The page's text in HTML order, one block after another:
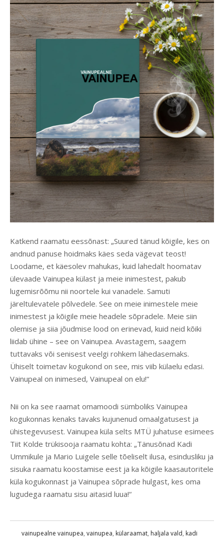
Katkend raamatu eessõnast: „Suured tänud kõigile, kes on
andnud panuse hoidmaks käes seda vägevat teost!
Loodame, et käesolev mahukas, kuid lahedalt hoomatav
ülevaade Vainupea külast ja meie inimestest, pakub
lugemisrõõmu nii noortele kui vanadele. Samuti
järeltulevatele põlvedele. See on meie inimestele meie
inimestest ja kõigile meie headele sõpradele. Meie siin
olemise ja siia jõudmise lood on erinevad, kuid neid kõiki
liidab ühine – see on Vainupea. Avastagem, saagem
tuttavaks või senisest veelgi rohkem lähedasemaks.
Ühiselt toimetav kogukond on see, mis viib külaelu edasi.
Vainupeal on inimesed, Vainupeal on elu!“
Nii on ka see raamat omamoodi sümboliks Vainupea
kogukonnas kenaks tavaks kujunenud omaalgatusest ja
ühistegevusest. Vainupea küla selts MTÜ juhatuse esimees
Tiit Kolde trükisooja raamatu kohta: „Tänusõnad Kadi
Ummikule ja Mario Luigele selle tõeliselt ilusa, esindusliku ja
sisuka raamatu koostamise eest ja ka kõigile kaasautoritele
küla kogukonnast ja Vainupea sõprade hulgast, kes oma
lugudega raamatu sisu aitasid luua!“
vainupealne vainupea, vainupea, külaraamat, haljala vald, kadi